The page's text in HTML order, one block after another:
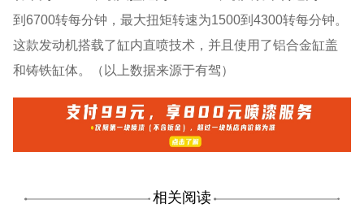
到6700转每分钟，最大扭矩转速为1500到4300转每分钟。
这款发动机搭载了缸内直喷技术，并且使用了铝合金缸盖
和铸铁缸体。（以上数据来源于有驾）
相关阅读